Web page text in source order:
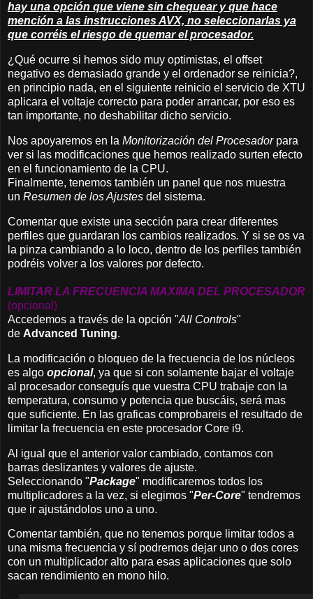
hay una opción que viene sin chequear y que hace
mención a las instrucciones AVX, no seleccionarlas ya
que corréis el riesgo de quemar el procesador.
¿Qué ocurre si hemos sido muy optimistas, el offset
negativo es demasiado grande y el ordenador se reinicia?,
en principio nada, en el siguiente reinicio el servicio de XTU
aplicara el voltaje correcto para poder arrancar, por eso es
tan importante, no deshabilitar dicho servicio.
Nos apoyaremos en la Monitorización del Procesadorpara
ver si las modificaciones que hemos realizado surten efecto
en el funcionamiento de la CPU.
Finalmente, tenemos también un panel que nos muestra
un Resumen de los Ajustes del sistema.
Comentar que existe una sección para crear diferentes
perfiles que guardaran los cambios realizados. Y si se os va
la pinza cambiando a lo loco, dentro de los perfiles también
podréis volver a los valores por defecto.
LIMITAR LA FRECUENCIA MAXIMA DEL PROCESADOR
(opcional)
Accedemos a través de la opción "All Controls"
de Advanced Tuning.
La modificación o bloqueo de la frecuencia de los núcleos
es algo opcional, ya que si con solamente bajar el voltaje
al procesador conseguís que vuestra CPU trabaje con la
temperatura, consumo y potencia que buscáis, será mas
que suficiente. En las graficas comprobareis el resultado de
limitar la frecuencia en este procesador Core i9.
Al igual que el anterior valor cambiado, contamos con
barras deslizantes y valores de ajuste.
Seleccionando "Package" modificaremos todos los
multiplicadores a la vez, si elegimos "Per-Core" tendremos
que ir ajustándolos uno a uno.
Comentar también, que no tenemos porque limitar todos a
una misma frecuencia y sí podremos dejar uno o dos cores
con un multiplicador alto para esas aplicaciones que solo
sacan rendimiento en mono hilo.